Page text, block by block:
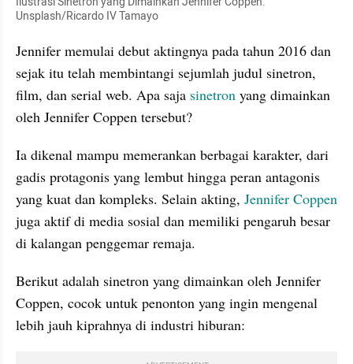
Unsplash/Ricardo IV Tamayo
Jennifer memulai debut aktingnya pada tahun 2016 dan
sejak itu telah membintangi sejumlah judul sinetron,
film, dan serial web. Apa saja sinetron yang dimainkan
oleh Jennifer Coppen tersebut?
Ia dikenal mampu memerankan berbagai karakter, dari
gadis protagonis yang lembut hingga peran antagonis
yang kuat dan kompleks. Selain akting, Jennifer Coppen
juga aktif di media sosial dan memiliki pengaruh besar
di kalangan penggemar remaja.
Berikut adalah sinetron yang dimainkan oleh Jennifer
Coppen, cocok untuk penonton yang ingin mengenal
lebih jauh kiprahnya di industri hiburan: